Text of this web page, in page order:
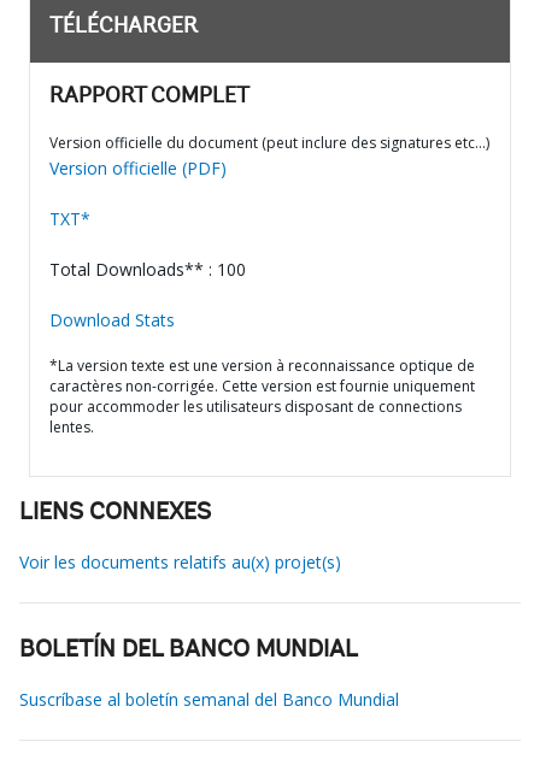
TÉLÉCHARGER
RAPPORT COMPLET
Version officielle du document (peut inclure des signatures etc…)
Version officielle (PDF)
TXT*
Total Downloads** : 100
Download Stats
*La version texte est une version à reconnaissance optique de
caractères non-corrigée. Cette version est fournie uniquement
pour accommoder les utilisateurs disposant de connections
lentes.
LIENS CONNEXES
Voir les documents relatifs au(x) projet(s)
BOLETÍN DEL BANCO MUNDIAL
Suscríbase al boletín semanal del Banco Mundial